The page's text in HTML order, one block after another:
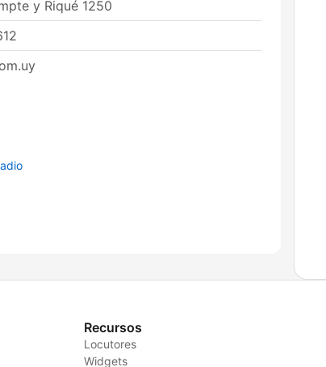
y Riqué 1250
Recursos
Locutores
Widgets